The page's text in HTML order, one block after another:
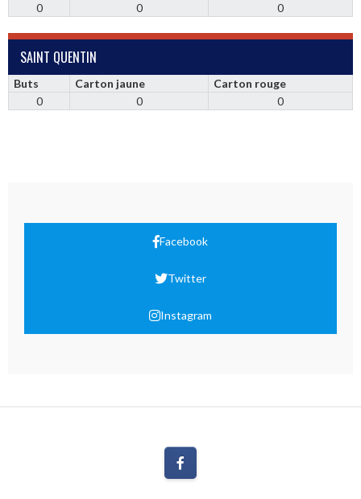
0
0 0
SAINT QUENTIN
Buts Carton jaune
Carton rouge
0
0 0
Facebook
Twitter
Instagram